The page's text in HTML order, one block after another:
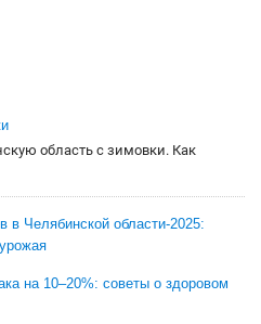
область с зимовки. Как
в Челябинской области-2025:
на 10–20%: советы о здоровом